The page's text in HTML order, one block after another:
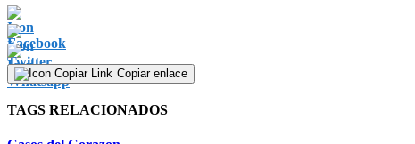
Copiar enlace
TAGS RELACIONADOS